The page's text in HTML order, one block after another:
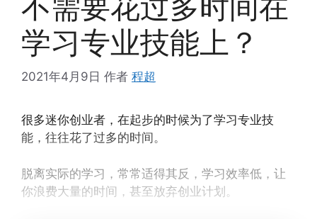
学习专业技能上？
2021年4月9日 作者 程超
很多迷你创业者，在起步的时候为了学习专业技
能，往往花了过多的时间。
脱离实际的学习，常常适得其反，学习效率低，让
你浪费大量的时间，甚至放弃创业计划。